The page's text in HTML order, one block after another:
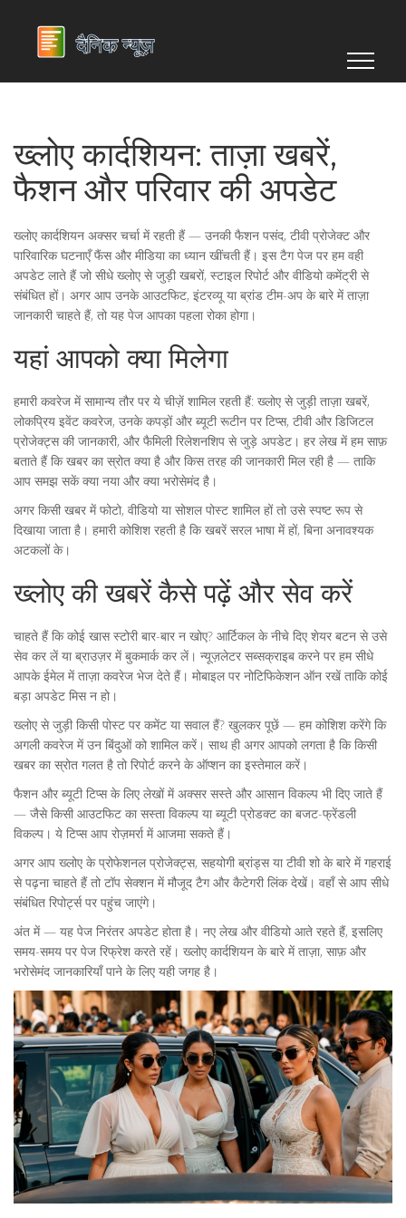
ख्लोए कार्दशियन: ताज़ा खबरें,
फैशन और परिवार की अपडेट
ख्लोए कार्दशियन अक्सर चर्चा में रहती हैं — उनकी फैशन पसंद, टीवी प्रोजेक्ट और
पारिवारिक घटनाएँ फैंस और मीडिया का ध्यान खींचती हैं। इस टैग पेज पर हम वही
अपडेट लाते हैं जो सीधे ख्लोए से जुड़ी खबरों, स्टाइल रिपोर्ट और वीडियो कमेंट्री से
संबंधित हों। अगर आप उनके आउटफिट, इंटरव्यू या ब्रांड टीम-अप के बारे में ताज़ा
जानकारी चाहते हैं, तो यह पेज आपका पहला रोका होगा।
यहां आपको क्या मिलेगा
हमारी कवरेज में सामान्य तौर पर ये चीज़ें शामिल रहती हैं: ख्लोए से जुड़ी ताज़ा खबरें,
लोकप्रिय इवेंट कवरेज, उनके कपड़ों और ब्यूटी रूटीन पर टिप्स, टीवी और डिजिटल
प्रोजेक्ट्स की जानकारी, और फैमिली रिलेशनशिप से जुड़े अपडेट। हर लेख में हम साफ़
बताते हैं कि खबर का स्रोत क्या है और किस तरह की जानकारी मिल रही है — ताकि
आप समझ सकें क्या नया और क्या भरोसेमंद है।
अगर किसी खबर में फोटो, वीडियो या सोशल पोस्ट शामिल हों तो उसे स्पष्ट रूप से
दिखाया जाता है। हमारी कोशिश रहती है कि खबरें सरल भाषा में हों, बिना अनावश्यक
अटकलों के।
ख्लोए की खबरें कैसे पढ़ें और सेव करें
चाहते हैं कि कोई खास स्टोरी बार-बार न खोए? आर्टिकल के नीचे दिए शेयर बटन से उसे
सेव कर लें या ब्राउज़र में बुकमार्क कर लें। न्यूज़लेटर सब्सक्राइब करने पर हम सीधे
आपके ईमेल में ताज़ा कवरेज भेज देते हैं। मोबाइल पर नोटिफिकेशन ऑन रखें ताकि कोई
बड़ा अपडेट मिस न हो।
ख्लोए से जुड़ी किसी पोस्ट पर कमेंट या सवाल हैं? खुलकर पूछें — हम कोशिश करेंगे कि
अगली कवरेज में उन बिंदुओं को शामिल करें। साथ ही अगर आपको लगता है कि किसी
खबर का स्रोत गलत है तो रिपोर्ट करने के ऑप्शन का इस्तेमाल करें।
फैशन और ब्यूटी टिप्स के लिए लेखों में अक्सर सस्ते और आसान विकल्प भी दिए जाते हैं
— जैसे किसी आउटफिट का सस्ता विकल्प या ब्यूटी प्रोडक्ट का बजट-फ्रेंडली
विकल्प। ये टिप्स आप रोज़मर्रा में आजमा सकते हैं।
अगर आप ख्लोए के प्रोफेशनल प्रोजेक्ट्स, सहयोगी ब्रांड्स या टीवी शो के बारे में गहराई
से पढ़ना चाहते हैं तो टॉप सेक्शन में मौजूद टैग और कैटेगरी लिंक देखें। वहाँ से आप सीधे
संबंधित रिपोर्ट्स पर पहुंच जाएंगे।
अंत में — यह पेज निरंतर अपडेट होता है। नए लेख और वीडियो आते रहते हैं, इसलिए
समय-समय पर पेज रिफ्रेश करते रहें। ख्लोए कार्दशियन के बारे में ताज़ा, साफ़ और
भरोसेमंद जानकारियाँ पाने के लिए यही जगह है।